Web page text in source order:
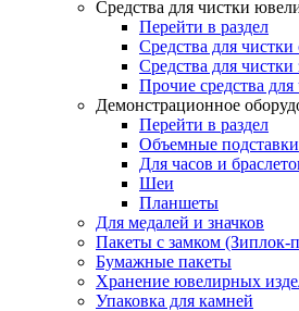
Средства для чистки
Перейти в раздел
Средства для чистки
Средства для
Прочие средства для
Демонстрационное
Перейти в раздел
Объемные подставки
Для часов и
Шеи
Планшеты
Для медалей и значков
Пакеты с замком (Зиплок-
Бумажные пакеты
Хранение ювелирных
Упаковка для камней